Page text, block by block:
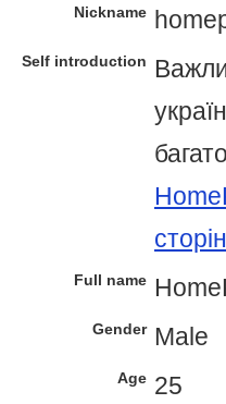
Nickname
Self introduction
Full name
Gender Male
Age 25